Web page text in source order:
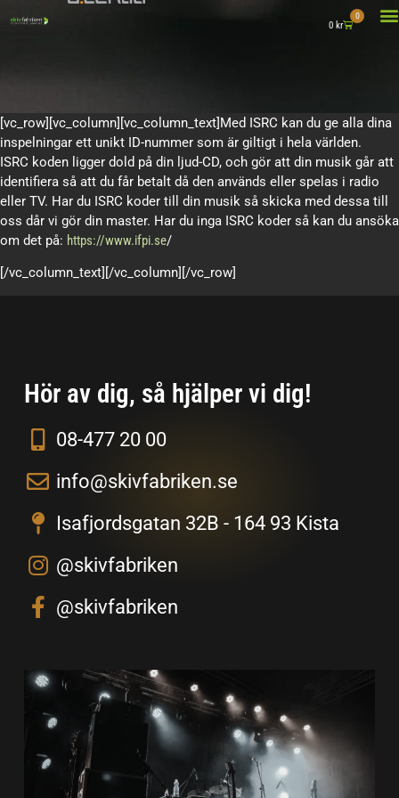
0 kr
0
[vc_row][vc_column][vc_column_text]Med ISRC kan du ge alla dina
inspelningar ett unikt ID-nummer som är giltigt i hela världen.
ISRC koden ligger dold på din ljud-CD, och gör att din musik går att
identifiera så att du får betalt då den används eller spelas i radio
eller TV. Har du ISRC koder till din musik så skicka med dessa till
oss dår vi gör din master. Har du inga ISRC koder så kan du ansöka
om det på: https://www.ifpi.se/
[/vc_column_text][/vc_column][/vc_row]
Hör av dig, så hjälper vi dig!
08-477 20 00
info@skivfabriken.se
Isafjordsgatan 32B - 164 93 Kista
@skivfabriken
@skivfabriken